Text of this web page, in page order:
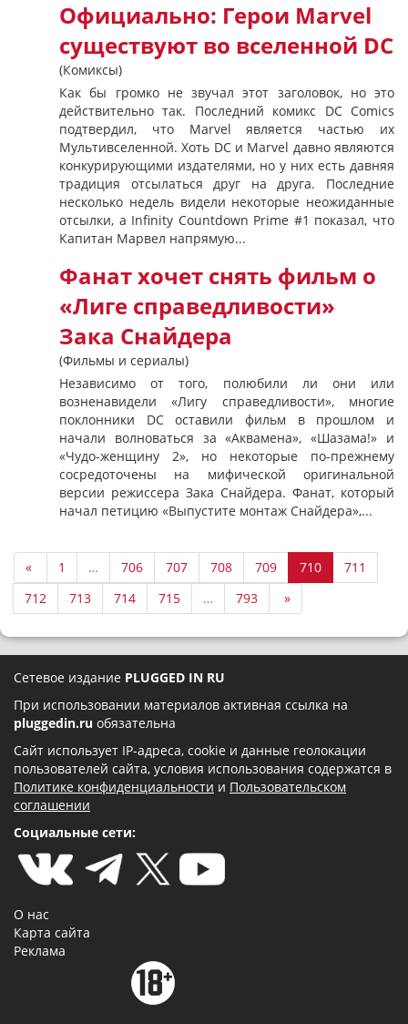
Официально: Герои Marvel
существуют во вселенной DC
(Комиксы)
Как бы громко не звучал этот заголовок, но это
действительно так. Последний комикс DC Comics
подтвердил, что Marvel является частью их
Мультивселенной. Хоть DC и Marvel давно являются
конкурирующими издателями, но у них есть давняя
традиция отсылаться друг на друга. Последние
несколько недель видели некоторые неожиданные
отсылки, а Infinity Countdown Prime #1 показал, что
Капитан Марвел напрямую...
Фанат хочет снять фильм о
«Лиге справедливости»
Зака Снайдера
(Фильмы и сериалы)
Независимо от того, полюбили ли они или
возненавидели «Лигу справедливости», многие
поклонники DC оставили фильм в прошлом и
начали волноваться за «Аквамена», «Шазама!» и
«Чудо-женщину 2», но некоторые по-прежнему
сосредоточены на мифической оригинальной
версии режиссера Зака Снайдера. Фанат, который
начал петицию «Выпустите монтаж Снайдера»,...
« 1 … 706 707 708 709 710
711
712
713 714 715 … 793 »
Сетевое издание PLUGGED IN RU
При использовании материалов активная ссылка на
pluggedin.ru обязательна
Сайт использует IP-адреса, cookie и данные геолокации
пользователей сайта, условия использования содержатся в
Политике конфиденциальности и Пользовательском
соглашении
Социальные сети:
О нас
Карта сайта
Реклама